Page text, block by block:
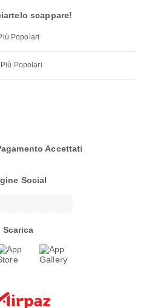
scappare!
Popolari
Più Popolari
Accettati
Social
Scarica